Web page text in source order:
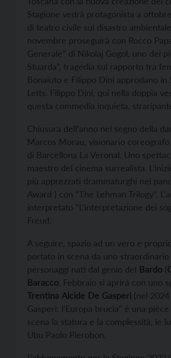
Stagione vedrà protagonista a
di teatro civile sul disastro
novembre proseguirà con Rocco
Generale” di Nikolaj Gogol, uno dei
Stuarda”, tragedia sul rapporto tra
Bonaiuto e Filippo Dini approdano in
Letts. Filippo Dini, qui nella doppia
questa commedia inquieta,
Chiusura dell’anno nel segno della
Marcos Morau, visionario
di Barcellona La Veronal. Uno
maestro del cinema surrealista.
più apprezzati drammaturghi nel
Award ) con “The Lehman Trilogy”.
interpretato “L’interpretazione dei
Freud.
A seguire, spazio ad un vero e
portato in scena da uno
personaggi nati dal genio del Bardo (
Baracco. Febbraio si aprirà con uno
Trentina Alcide De Gasperi (nel
Gasperi: l’Europa brucia” è una
scena la statura e la complessità, le
Ubu Paolo Pierobon.